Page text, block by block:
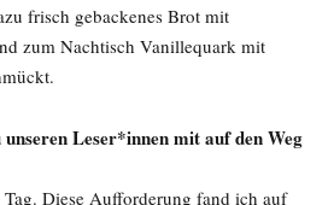
frisch gebackenes Brot mit
zum Nachtisch Vanillequark mit
Leser*innen mit auf den Weg
Diese Aufforderung fand ich auf